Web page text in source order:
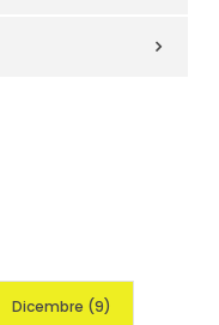
Dicembre (9)